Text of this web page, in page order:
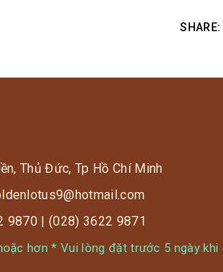
SHARE:
Thủ Đức, Tp Hồ Chí Minh
9870 | (028) 3622 9871
hơn * Vui lòng đặt trước 5 ngày khi